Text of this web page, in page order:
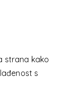
strana kako
s